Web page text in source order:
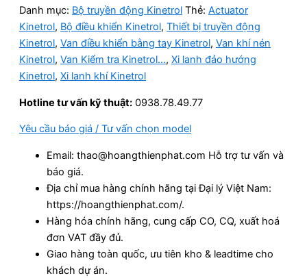
Danh mục: Bộ truyền động Kinetrol Thẻ: Actuator
Kinetrol, Bộ điều khiển Kinetrol, Thiết bị truyền động
Kinetrol, Van điều khiển bằng tay Kinetrol, Van khí nén
Kinetrol, Van Kiểm tra Kinetrol..., Xi lanh đảo hướng
Kinetrol, Xi lanh khí Kinetrol
Hotline tư vấn kỹ thuật: 0938.78.49.77
Yêu cầu báo giá / Tư vấn chọn model
Email: thao@hoangthienphat.com Hỗ trợ tư vấn và
báo giá.
Địa chỉ mua hàng chính hãng tại Đại lý Việt Nam:
https://hoangthienphat.com/.
Hàng hóa chính hãng, cung cấp CO, CQ, xuất hoá
đơn VAT đầy đủ.
Giao hàng toàn quốc, ưu tiên kho & leadtime cho
khách dự án.